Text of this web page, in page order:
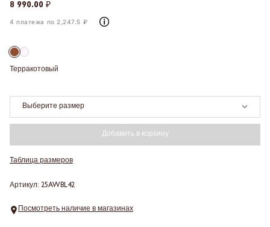
8 990.00 ₽
4 платежа по 2,247.5 ₽
Терракотовый
Выберите размер
Добавить в корзину
Таблица размеров
Артикул: 25AWBL42
Посмотреть наличие в магазинах